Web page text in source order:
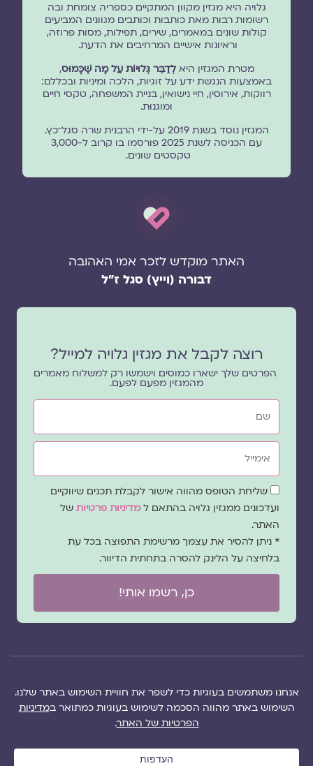
גלויה היא מגזין מקוון המתקיים כספריה צומחת ובה
רשומות רבות מאת כותבות וכותבים מגוונים המביעים
קולות שונים במאמרים, שירים, תפילות, מסות פרוזה,
וראיונות אישיים המרחיבים את הדעת.
מטרת המגזין היאלְדַבֵּר גְּלוּיוֹת עַל מָה שֶׁכָּמוּס,
באמצעות הנגשת ידע על זוגיות, הלכה ומיניות ובכללם:
רווקות, אירוסין, חיי נישואין, בניית המשפחה, טקסי חיים
ומוגנוּת.
המגזין נוסד בשנת 2019 על-ידי הרבנית שרה סגל־כץ.
עם הכניסה לשנת 2025 פורסמו בו קרוב ל-3,000
טקסטים שונים.
האתר מוקדש לזכר אמי האהובה
דבורה (וייץ) סגל ז"ל
רוצה לקבל את מגזין גלויה למייל?
הפרטים שלך ישארו כמוסים וישמשו רק למשלוח מאמרים
מהמגזין מפעם לפעם.
שם
אימייל
שדהשליחת הטופס מהווה אישור לקבלת תכנים שיווקיים
ועדכונים ממגזין גלויה בהתאם למדיניות פרטיות של
האתר.
* ניתן להסיר את עצמך מרשימת התפוצה בכל עת
בלחיצה על הלינק להסרה בתחתית הדיוור.
כן, רשמו אותי!
הזכויות של מגזין
ושרה סגל־כץ אלא
של
שגגה
הוקם ב ❤ על ידי –
לימונדה 2.0
| מיתוג:
סטודיו נופר דסקל
שרה סגל־כץ
מפת אתר|